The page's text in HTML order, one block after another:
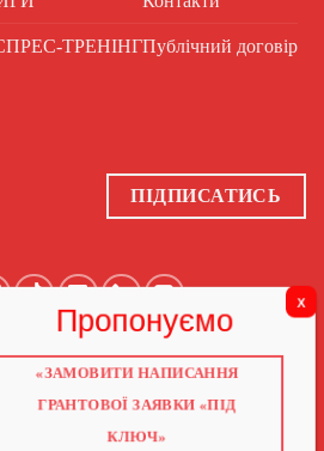
ТРЕНІНГПублічний договір
ПІДПИСАТИСЬ
ГОЛОВНА
ГРАНТИ 2026
«ЗАМОВИТИ НАПИСАННЯ
ГРАНТОВОЇ ЗАЯВКИ «ПІД
КЛЮЧ»